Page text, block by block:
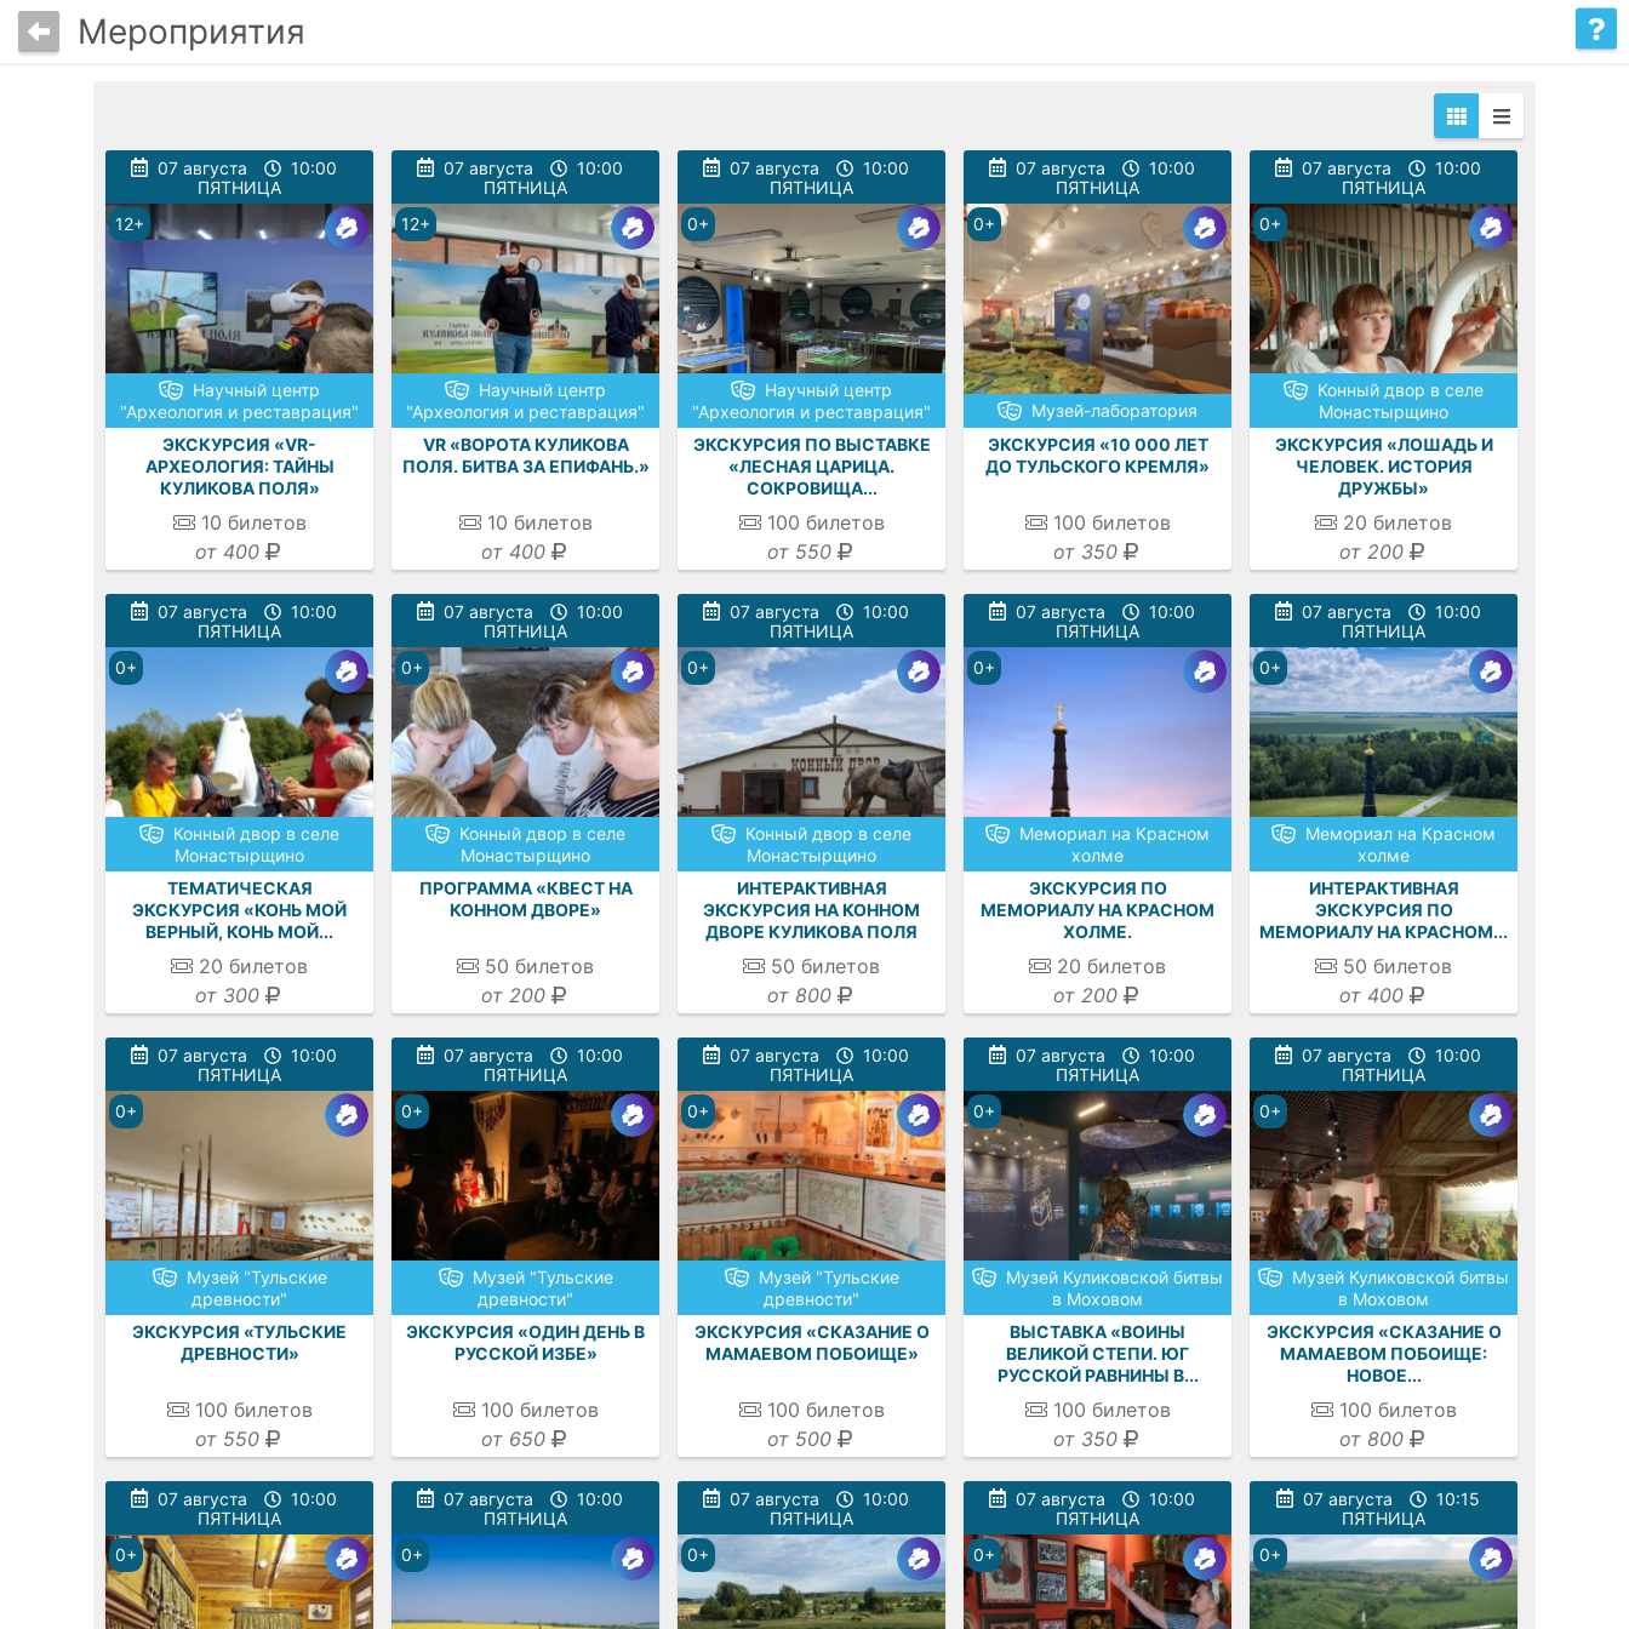
Мероприятия
07 августа
10:00
ПЯТНИЦА
12+
Научный центр
"Археология и реставрация"
ЭКСКУРСИЯ «VR-
АРХЕОЛОГИЯ: ТАЙНЫ
КУЛИКОВА ПОЛЯ»
10 билетов
от 400
07 августа
10:00
ПЯТНИЦА
12+
Научный центр
"Археология и реставрация"
VR «ВОРОТА КУЛИКОВА
ПОЛЯ. БИТВА ЗА ЕПИФАНЬ.»
10 билетов
от 400
07 августа
10:00
ПЯТНИЦА
0+
Научный центр
"Археология и реставрация"
ЭКСКУРСИЯ ПО ВЫСТАВКЕ
«ЛЕСНАЯ ЦАРИЦА.
СОКРОВИЩА...
100 билетов
от 550
07 августа
10:00
ПЯТНИЦА
0+
Музей-лаборатория
ЭКСКУРСИЯ «10 000 ЛЕТ
ДО ТУЛЬСКОГО КРЕМЛЯ»
100 билетов
от 350
07 августа
10:00
ПЯТНИЦА
0+
Конный двор в селе
Монастырщино
ЭКСКУРСИЯ «ЛОШАДЬ И
ЧЕЛОВЕК. ИСТОРИЯ
ДРУЖБЫ»
20 билетов
от 200
07 августа
10:00
ПЯТНИЦА
0+
Конный двор в селе
Монастырщино
ТЕМАТИЧЕСКАЯ
ЭКСКУРСИЯ «КОНЬ МОЙ
ВЕРНЫЙ, КОНЬ МОЙ...
20 билетов
от 300
07 августа
10:00
ПЯТНИЦА
0+
Конный двор в селе
Монастырщино
ПРОГРАММА «КВЕСТ НА
КОННОМ ДВОРЕ»
50 билетов
от 200
07 августа
10:00
ПЯТНИЦА
0+
Конный двор в селе
Монастырщино
ИНТЕРАКТИВНАЯ
ЭКСКУРСИЯ НА КОННОМ
ДВОРЕ КУЛИКОВА ПОЛЯ
50 билетов
от 800
07 августа
10:00
ПЯТНИЦА
0+
Мемориал на Красном
холме
ЭКСКУРСИЯ ПО
МЕМОРИАЛУ НА КРАСНОМ
ХОЛМЕ.
20 билетов
от 200
07 августа
10:00
ПЯТНИЦА
0+
Мемориал на Красном
холме
ИНТЕРАКТИВНАЯ
ЭКСКУРСИЯ ПО
МЕМОРИАЛУ НА КРАСНОМ...
50 билетов
от 400
07 августа
10:00
ПЯТНИЦА
0+
Музей "Тульские
древности"
ЭКСКУРСИЯ «ТУЛЬСКИЕ
ДРЕВНОСТИ»
100 билетов
от 550
07 августа
10:00
ПЯТНИЦА
0+
Музей "Тульские
древности"
ЭКСКУРСИЯ «ОДИН ДЕНЬ В
РУССКОЙ ИЗБЕ»
100 билетов
от 650
07 августа
10:00
ПЯТНИЦА
0+
Музей "Тульские
древности"
ЭКСКУРСИЯ «СКАЗАНИЕ О
МАМАЕВОМ ПОБОИЩЕ»
100 билетов
от 500
07 августа
10:00
ПЯТНИЦА
0+
Музей Куликовской битвы
в Моховом
ВЫСТАВКА «ВОИНЫ
ВЕЛИКОЙ СТЕПИ. ЮГ
РУССКОЙ РАВНИНЫ В...
100 билетов
от 350
07 августа
10:00
ПЯТНИЦА
0+
Музей Куликовской битвы
в Моховом
ЭКСКУРСИЯ «СКАЗАНИЕ О
МАМАЕВОМ ПОБОИЩЕ:
НОВОЕ...
100 билетов
от 800
07 августа
10:00
ПЯТНИЦА
0+
07 августа
10:00
ПЯТНИЦА
0+
07 августа
10:00
ПЯТНИЦА
0+
07 августа
10:00
ПЯТНИЦА
0+
07 августа
10:15
ПЯТНИЦА
0+